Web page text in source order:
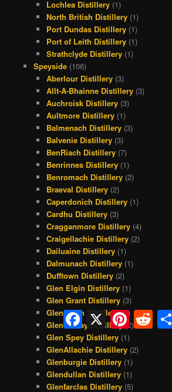
Lochlea Distillery (1)
North British Distillery (1)
Port Dundas Distillery (1)
Port of Leith Distillery (1)
Strathclyde Distillery (1)
Speyside(106)
Aberlour Distillery (3)
Allt-A-Bhainne Distillery (3)
Auchroisk Distillery (3)
Aultmore Distillery (1)
Balmenach Distillery (3)
Balvenie Distillery (3)
BenRiach Distillery (7)
Benrinnes Distillery (1)
Benromach Distillery (2)
Braeval Distillery (2)
Caperdonich Distillery (1)
Cardhu Distillery (3)
Cragganmore Distillery (4)
Craigellachie Distillery (2)
Dailuaine Distillery (1)
Dalmunach Distillery (1)
Dufftown Distillery (2)
Glen Elgin Distillery (1)
Glen Grant Distillery (3)
Glen Keith Distillery(1)
Glen Moray Distillery(2)
Glen Spey Distillery (1)
GlenAllachie Distillery (2)
Glenburgie Distillery (1)
Glendullan Distillery (1)
Glenfarclas Distillery (5)
Facebook
X PinterestReddit